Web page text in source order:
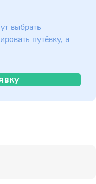
выбрать
путёвку, а